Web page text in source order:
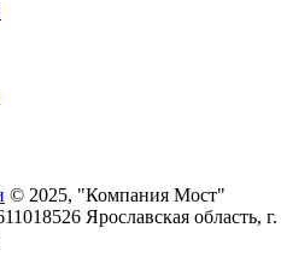
© 2025, "Компания Мост"
Ярославская область, г.